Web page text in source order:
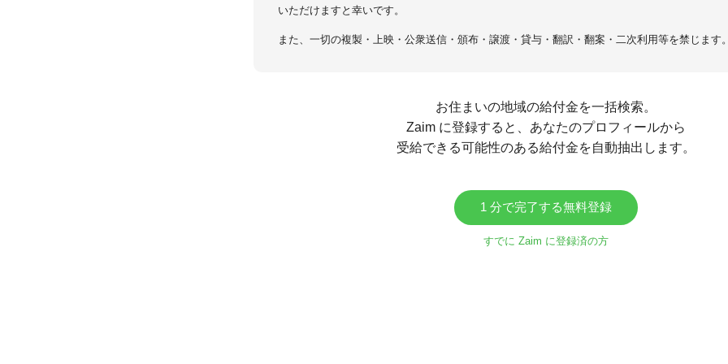
いただけますと幸いです。
また、一切の複製・上映・公衆送信・頒布・譲渡・貸与・翻訳・翻案・二次利用等を禁じます
お住まいの地域の給付金を一括検索。
Zaim に登録すると、あなたのプロフィールから
受給できる可能性のある給付金を自動抽出します。
1 分で完了する無料登録
すでに Zaim に登録済の方